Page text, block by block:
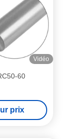
Vidéo
60
prix